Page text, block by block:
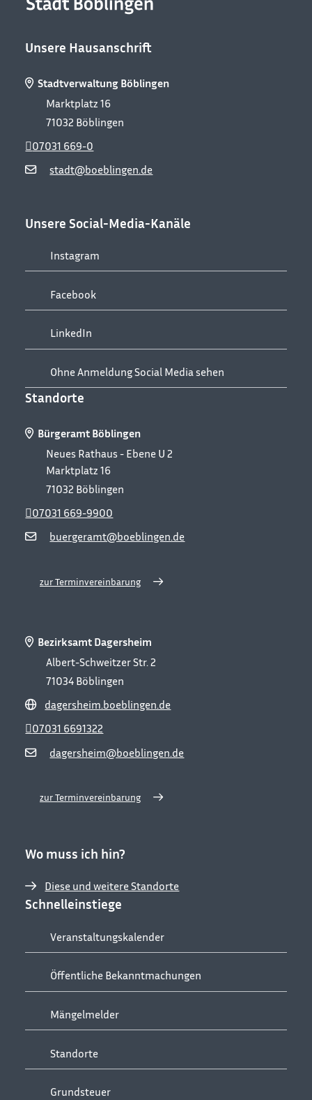
Unsere Hausanschrift
Stadtverwaltung Böblingen
Marktplatz 16
71032 Böblingen
stadt@boeblingen.de
07031 669-0
Unsere Social-Media-Kanäle
Instagram
Facebook
LinkedIn
Ohne Anmeldung Social Media sehen
Standorte
Bürgeramt Böblingen
Neues Rathaus - Ebene U 2
Marktplatz 16
71032 Böblingen
buergeramt@boeblingen.de
07031 669-9900
zur Terminvereinbarung
Bezirksamt Dagersheim
Albert-Schweitzer Str. 2
71034 Böblingen
dagersheim.boeblingen.de
dagersheim@boeblingen.de
07031 6691322
zur Terminvereinbarung
Wo muss ich hin?
Diese und weitere Standorte
Schnelleinstiege
Veranstaltungskalender
Öffentliche Bekanntmachungen
Mängelmelder
Standorte
Grundsteuer